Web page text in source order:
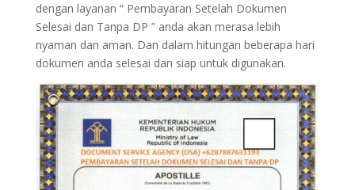
dengan layanan ” Pembayaran Setelah Dokumen
Selesai dan Tanpa DP ” anda akan merasa lebih
nyaman dan aman. Dan dalam hitungan beberapa hari
dokumen anda selesai dan siap untuk digunakan.